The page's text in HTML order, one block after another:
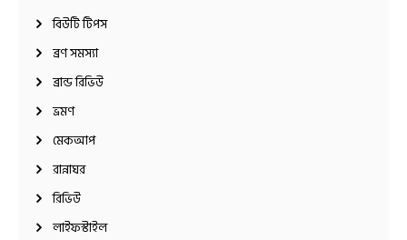
বিউটি টিপস
ব্রণ সমস্যা
ব্রান্ড রিভিউ
ভ্রমণ
মেকআপ
রান্নাঘর
রিভিউ
লাইফস্টাইল